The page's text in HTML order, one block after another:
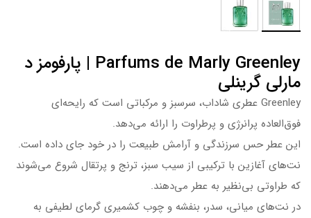
Parfums de Marly Greenley | پارفومز د
مارلی گرینلی
Greenley عطری شاداب، سرسبز و مرکباتی است که رایحه‌ای
فوق‌العاده پرانرژی و پرطراوت را ارائه می‌دهد.
این عطر حس سرزندگی و آرامش طبیعت را در خود جای داده است.
نت‌های آغازین با ترکیبی از سیب سبز، ترنج و پرتقال شروع می‌شوند
که طراوتی بی‌نظیر به عطر می‌دهند.
در نت‌های میانی، سدر، بنفشه و چوب کشمیری گرمای لطیفی به